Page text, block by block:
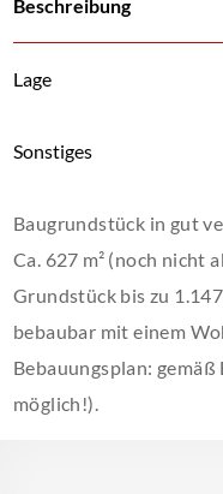
Beschreibung
Lage
Sonstiges
Baugrundstück in gut
Ca. 627 m² (noch nicht
Grundstück bis zu
bebaubar mit einem
Bebauungsplan:
möglich!).